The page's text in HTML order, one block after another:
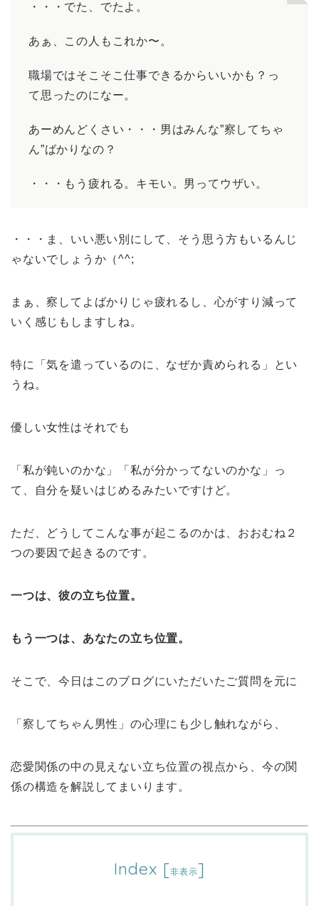
・・・でた、でたよ。
あぁ、この人もこれか〜。
職場ではそこそこ仕事できるからいいかも？っ
て思ったのになー。
あーめんどくさい・・・男はみんな”察してちゃ
ん”ばかりなの？
・・・もう疲れる。キモい。男ってウザい。
・・・ま、いい悪い別にして、そう思う方もいるんじ
ゃないでしょうか（^^;
まぁ、察してよばかりじゃ疲れるし、心がすり減って
いく感じもしますしね。
特に「気を遣っているのに、なぜか責められる」とい
うね。
優しい女性はそれでも
「私が鈍いのかな」「私が分かってないのかな」っ
て、自分を疑いはじめるみたいですけど。
ただ、どうしてこんな事が起こるのかは、おおむね２
つの要因で起きるのです。
一つは、彼の立ち位置。
もう一つは、あなたの立ち位置。
そこで、今日はこのブログにいただいたご質問を元に
「察してちゃん男性」の心理にも少し触れながら、
恋愛関係の中の見えない立ち位置の視点から、今の関
係の構造を解説してまいります。
Index [非表示]